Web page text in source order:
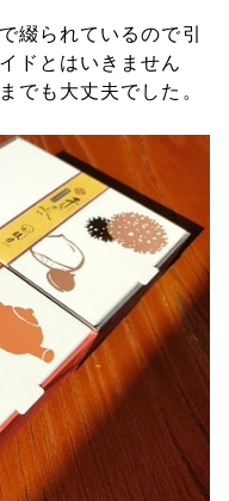
綴られているので引
ドとはいきません
でも大丈夫でした。